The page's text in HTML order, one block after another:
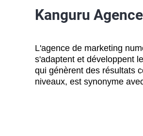
Kanguru
L'agence de marketing
s'adaptent et développent
qui génèrent des résultats
niveaux, est synonyme